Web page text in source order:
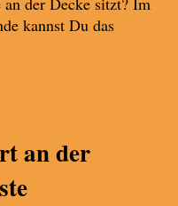
kannst Du das
an der